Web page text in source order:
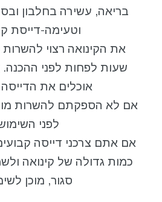
בריאה, עשירה בחלבון
וטעימה-דייסת
שעות לפחות לפני
אוכלים את
אם לא הספקתם להשרות
לפני
אם אתם צרכני דייסה
כמות גדולה של קינואה
סגור, מוכן